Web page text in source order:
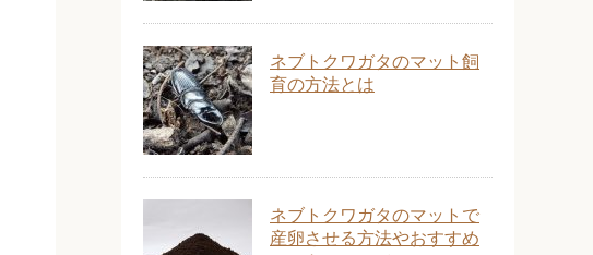
ネブトクワガタのマット飼
育の方法とは
ネブトクワガタのマットで
産卵させる方法やおすすめ